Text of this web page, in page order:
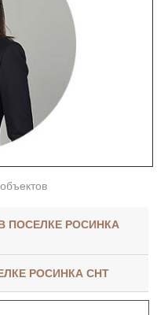
ПОСЕЛКЕ РОСИНКА
РОСИНКА СНТ